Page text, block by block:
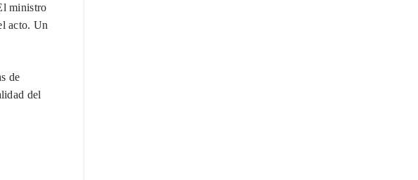
ministro
acto. Un
de
del